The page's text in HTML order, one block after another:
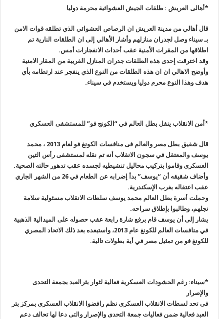
*أهالى العريش : طلقات الجيش العشوائية محرمة دوليا
قال أهالي من مدينة العريش ان الرصاص العشوائي الذي تطلقه قوات الامن
بـ‏سيناء وصل لجدران منازلهم وأشار الأهالي إلى ان الطلقات النارية تم
اطلاقها من المقرات الأمنية عقب أحداث الانفجارات أمس.
وقد اخترقت إحدى هذه الطلقات جدران المنازل القريبة من المقار الامنية
وأوضح الاهالي ان ان هذه الطلقات من النوع الذي ينفجر عند ارتطامه بأي
هدف وهذا النوع محرم دوليا ويستخدم في سيناء.
*أمن الانقلاب ينقل بطل العالم في “الكونج فو” للمستشفى العسكري
قال شقيق بطل مصر والعالم فى منافسات الكونغ فو لعام 2013 ، محمد
يوسف والمعتقل في سجون الانقلاب أنه تم نقله لمستشفى رأس التين
العسكرى وقاموا بتركيب محاليل تنشيطيه لجسده عقب تدهور حالته الصحية.
وأضاف شقيقه أن “يوسف” بدأ إضرابه عن الطعام في 26 من الشهر الجاري
عقب اعتقاله بغرب الإسكندرية.
وحملت أسرة بطل العالم محمد يوسف سلطات الانقلاب مسئولية سلامة
نجلهم، وطالبوا بإطلاق سراحه.
يشار إلى أن يوسف قام برفع شارة رابعة عقب حصوله على الميدالية الذهبية
في منافسات العالم للكونغ عام 2013، واستبعده بعد ذلك الاتحاد المصري
للكونغ فو من تمثيل مصر في أية بطولات تالية.
*سيناء: رغم الحشودات العسكرية فعالية لثوار بئرالعبد بجمعة التحدى
والإصرار
فى تحد لسطات الانقلاب العسكرى نظم رافضوا الانقلاب العسكرى بمركز بئر
العبد فعالية ضمن فعاليات جمعة التحدى والإصرار والتى دعا لها تحالف دعم